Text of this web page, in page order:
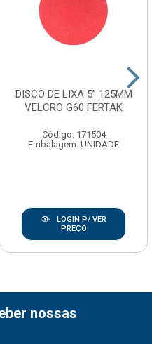
DISCO DE LIXA 5” 125MM
VELCRO G60 FERTAK
Código: 171504
Embalagem: UNIDADE
LOGIN P/ VER
PREÇO
nossas